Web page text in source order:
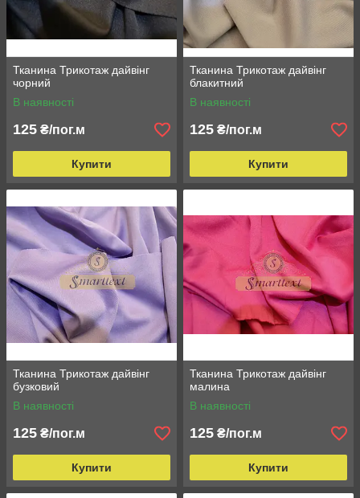
Тканина Трикотаж дайвінг
чорний
В наявності
125 ₴/пог.м
Купити
Тканина Трикотаж дайвінг
блакитний
В наявності
125 ₴/пог.м
Купити
Тканина Трикотаж дайвінг
бузковий
В наявності
125 ₴/пог.м
Купити
Тканина Трикотаж дайвінг
малина
В наявності
125 ₴/пог.м
Купити